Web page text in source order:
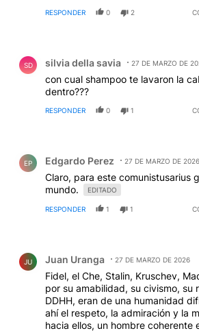
RESPONDER 0 2
SD silvia della savia 27 DE MARZO DE
con cual shampoo te lavaron la
dentro???
RESPONDER 0 1
EP Edgardo Perez 27 DE MARZO DE 2026
Claro, para este comunistusarius
mundo.
EDITADO
RESPONDER 1 1
JU Juan Uranga 27 DE MARZO DE 2026
Fidel, el Che, Stalin, Kruschev,
por su amabilidad, su civismo, su
DDHH, eran de una humanidad
ahí el respeto, la admiración y la
hacia ellos, un hombre coherente